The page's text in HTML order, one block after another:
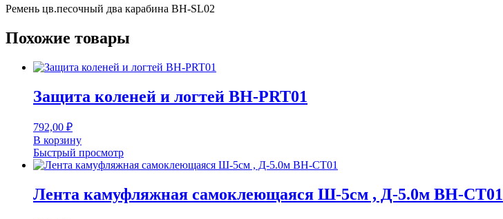
Ремень цв.песочный два карабина BH-SL02
Похожие товары
Защита коленей и логтей BH-PRT01
792,00 ₽
В корзину
Быстрый просмотр
Лента камуфляжная самоклеющаяся Ш-5см , Д-5.0м BH-CT01